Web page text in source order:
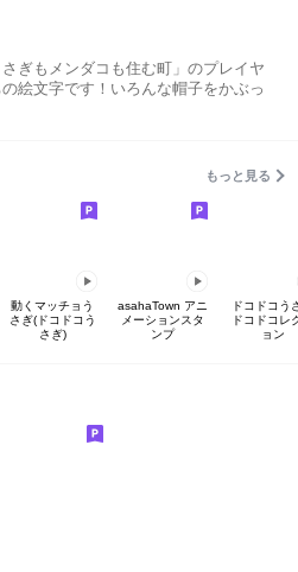
ぎもメンダコも住む町」のプレイヤ
絵文字です！いろんな帽子をかぶっ
もっと見る
動くマッチョう
さぎ(ドコドコう
さぎ)
asahaTown アニ
メーションスタ
ンプ
ドコドコう
ドコドコレ
ョン